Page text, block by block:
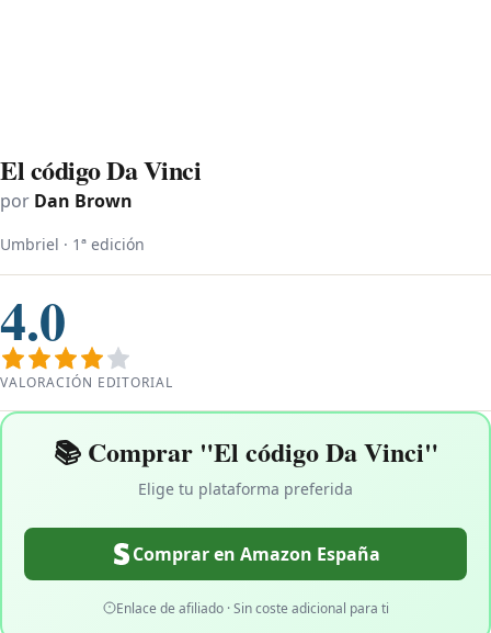
El código Da Vinci
por Dan Brown
Umbriel · 1ª edición
4.0
VALORACIÓN EDITORIAL
📚 Comprar "El código Da Vinci"
Elige tu plataforma preferida
Comprar en Amazon España
Enlace de afiliado · Sin coste adicional para ti